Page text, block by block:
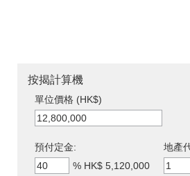
按揭計算機
單位價格 (HK$)
預付定金:
% HK$ 5,120,000
地產